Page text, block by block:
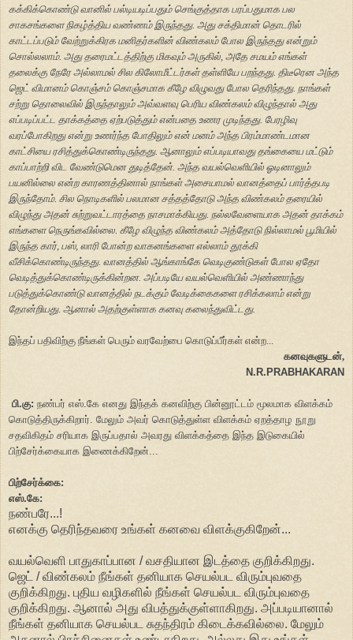
கக்கிக்கொண்டு வானில் பல்டியடிப்பதும் செங்குத்தாக பரப்பதுமாக பல
சாகசங்களை நிகழ்த்திய வண்ணம் இருந்தது. அது சக்திமான் தொடரில்
காட்டப்படும் வேற்றுக்கிரக மனிதர்களின் விண்கலம் போல இருந்தது என்றும்
சொல்லலாம். அது தரைமட்டத்திற்கு மிகவும் அருகில், அதே சமயம் எங்கள்
தலைக்கு நேரே அல்லாமல் சில கிலோமீட்டர்கள் தள்ளியே பறந்தது. திடீரென அந்த
ஜெட் விமானம் கொஞ்சம் கொஞ்சமாக கீழே விழுவது போல தெரிந்தது. நாங்கள்
சற்று தொலைவில் இருந்தாலும் அவ்வளவு பெரிய விண்கலம் விழுந்தால் அது
எப்படிப்பட்ட தாக்கத்தை ஏற்படுத்தும் என்பதை உணர முடிந்தது. பேரழிவு
வரப்போகிறது என்று உணர்ந்த போதிலும் என் மனம் அந்த பிரம்மாண்டமான
காட்சியை ரசித்துக்கொண்டிருந்தது. ஆனாலும் எப்படியாவது தங்கையை மட்டும்
காப்பாற்றி விட வேண்டுமென துடித்தேன். அந்த வயல்வெளியில் ஓடினாலும்
பயனில்லை என்ற காரணத்தினால் நாங்கள் அசையாமல் வானத்தைப் பார்த்தபடி
இருந்தோம். சில நொடிகளில் பலமான சத்தத்தோடு அந்த விண்கலம் தரையில்
விழுந்து அதன் சுற்றுவட்டாரத்தை நாசமாக்கியது. நல்லவேளையாக அதன் தாக்கம்
எங்களை நெருங்கவில்லை. கீழே விழுந்த விண்கலம் அத்தோடு நில்லாமல் பூமியில்
இருந்த கார், பஸ், லாரி போன்ற வாகனங்களை எல்லாம் தூக்கி
வீசிக்கொண்டிருந்தது. வானத்தில் ஆங்காங்கே வெடிகுண்டுகள் போல ஏதோ
வெடித்துக்கொண்டிருக்கின்றன. அப்படியே வயல்வெளியில் அண்ணாந்து
படுத்துக்கொண்டு வானத்தில் நடக்கும் வேடிக்கைகளை ரசிக்கலாம் என்று
தோன்றியது. ஆனால் அதற்குள்ளாக கனவு கலைந்துவிட்டது.
இந்தப் பதிவிற்கு நீங்கள் பெரும் வரவேற்பை கொடுப்பீர்கள் என்ற...
கனவுகளுடன்,
N.R.PRABHAKARAN
பி.கு: நண்பர் எஸ்.கே எனது இந்தக் கனவிற்கு பின்னூட்டம் மூலமாக விளக்கம்
கொடுத்திருக்கிறார். மேலும் அவர் கொடுத்துள்ள விளக்கம் ஏறத்தாழ நூறு
சதவிகிதம் சரியாக இருப்பதால் அவரது விளக்கத்தை இந்த இடுகையில்
பிற்சேர்க்கையாக இணைக்கிறேன்...
பிற்சேர்க்கை:
எஸ்.கே:
நண்பரே...!
எனக்கு தெரிந்தவரை உங்கள் கனவை விளக்குகிறேன்...
வயல்வெளி பாதுகாப்பான / வசதியான இடத்தை குறிக்கிறது.
ஜெட் / விண்கலம் நீங்கள் தனியாக செயல்பட விரும்புவதை
குறிக்கிறது. புதிய வழிகளில் நீங்கள் செயல்பட விரும்புவதை
குறிக்கிறது. ஆனால் அது விபத்துக்குள்ளாகிறது. அப்படியானால்
நீங்கள் தனியாக செயல்பட சுதந்திரம் கிடைக்கவில்லை. மேலும்